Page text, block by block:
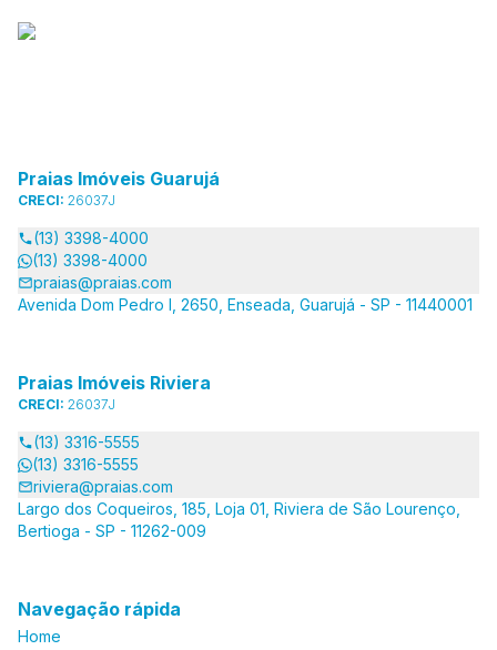
Praias Imóveis Guarujá
CRECI: 26037J
(13) 3398-4000
(13) 3398-4000
praias@praias.com
Avenida Dom Pedro I, 2650, Enseada, Guarujá - SP - 11440001
Praias Imóveis Riviera
CRECI: 26037J
(13) 3316-5555
(13) 3316-5555
riviera@praias.com
Largo dos Coqueiros, 185, Loja 01, Riviera de São Lourenço,
Bertioga - SP - 11262-009
Navegação rápida
Home